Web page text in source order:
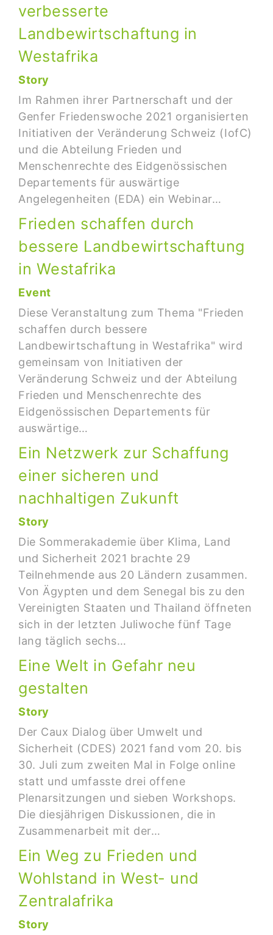
verbesserte
Landbewirtschaftung in
Westafrika
Story
Im Rahmen ihrer Partnerschaft und der
Genfer Friedenswoche 2021 organisierten
Initiativen der Veränderung Schweiz (IofC)
und die Abteilung Frieden und
Menschenrechte des Eidgenössischen
Departements für auswärtige
Angelegenheiten (EDA) ein Webinar…
Frieden schaffen durch
bessere Landbewirtschaftung
in Westafrika
Event
Diese Veranstaltung zum Thema "Frieden
schaffen durch bessere
Landbewirtschaftung in Westafrika" wird
gemeinsam von Initiativen der
Veränderung Schweiz und der Abteilung
Frieden und Menschenrechte des
Eidgenössischen Departements für
auswärtige…
Ein Netzwerk zur Schaffung
einer sicheren und
nachhaltigen Zukunft
Story
Die Sommerakademie über Klima, Land
und Sicherheit 2021 brachte 29
Teilnehmende aus 20 Ländern zusammen.
Von Ägypten und dem Senegal bis zu den
Vereinigten Staaten und Thailand öffneten
sich in der letzten Juliwoche fünf Tage
lang täglich sechs…
Eine Welt in Gefahr neu
gestalten
Story
Der Caux Dialog über Umwelt und
Sicherheit (CDES) 2021 fand vom 20. bis
30. Juli zum zweiten Mal in Folge online
statt und umfasste drei offene
Plenarsitzungen und sieben Workshops.
Die diesjährigen Diskussionen, die in
Zusammenarbeit mit der…
Ein Weg zu Frieden und
Wohlstand in West- und
Zentralafrika
Story